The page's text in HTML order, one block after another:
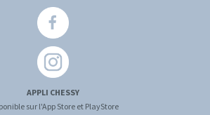
APPLI CHESSY
sur l'App Store et PlayStore